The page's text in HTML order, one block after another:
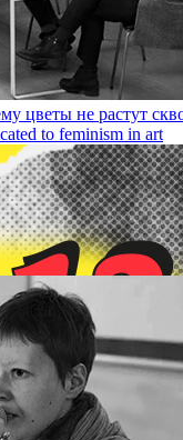
цветы не растут
to feminism in art